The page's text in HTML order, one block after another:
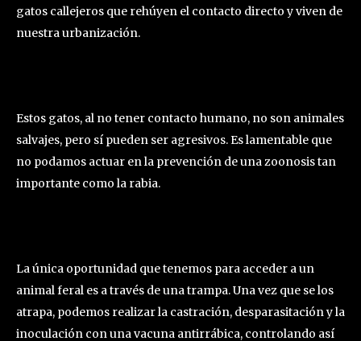
gatos callejeros que rehúyen el contacto directo y viven de
nuestra urbanización.
Estos gatos, al no tener contacto humano, no son animales
salvajes, pero sí pueden ser agresivos. Es lamentable que
no podamos actuar en la prevención de una zoonosis tan
importante como la rabia.
La única oportunidad que tenemos para acceder a un
animal feral es a través de una trampa. Una vez que se los
atrapa, podemos realizar la castración, desparasitación y la
inoculación con una vacuna antirrábica, controlando así